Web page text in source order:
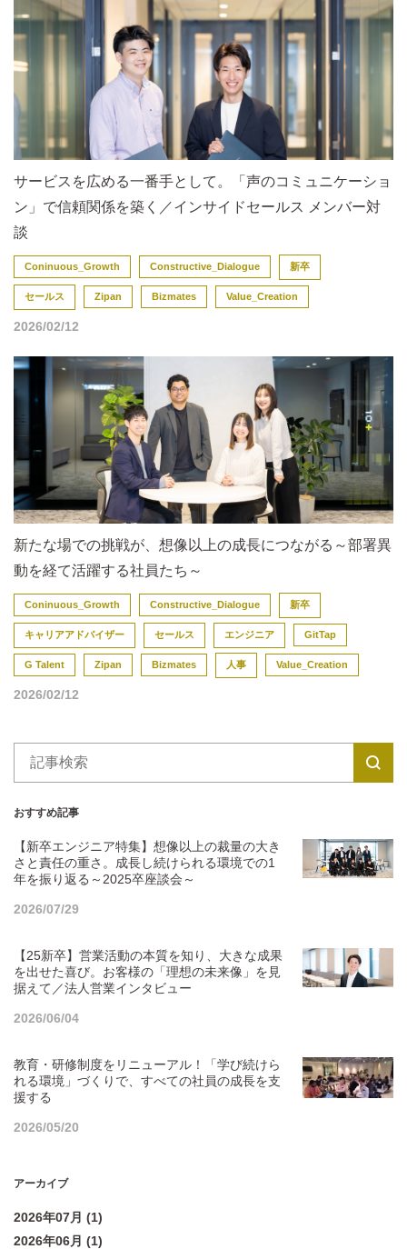
サービスを広める一番手として。「声のコミュニケーショ
ン」で信頼関係を築く／インサイドセールス メンバー対
談
Coninuous_Growth Constructive_Dialogue 新卒
セールス Zipan Bizmates Value_Creation
2026/02/12
新たな場での挑戦が、想像以上の成長につながる～部署異
動を経て活躍する社員たち～
Coninuous_Growth Constructive_Dialogue 新卒
キャリアアドバイザー セールス エンジニア GitTap
G Talent Zipan Bizmates 人事 Value_Creation
2026/02/12
おすすめ記事
【新卒エンジニア特集】想像以上の裁量の大き
さと責任の重さ。成長し続けられる環境での1
年を振り返る～2025卒座談会～
2026/07/29
【25新卒】営業活動の本質を知り、大きな成果
を出せた喜び。お客様の「理想の未来像」を見
据えて／法人営業インタビュー
2026/06/04
教育・研修制度をリニューアル！「学び続けら
れる環境」づくりで、すべての社員の成長を支
援する
2026/05/20
アーカイブ
2026年07月 (1)
2026年06月 (1)